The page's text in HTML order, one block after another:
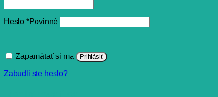
Heslo *Povinné
Zapamätať si ma Prihlásiť
Zabudli ste heslo?